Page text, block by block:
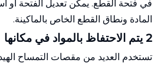
في فتحة القطع. يمكن تعديل الفتحة أو
المادة ونطاق القطع الخاص بالماكينة.
2 يتم الاحتفاظ بالمواد في مكانها
تستخدم العديد من مقصات التمساح